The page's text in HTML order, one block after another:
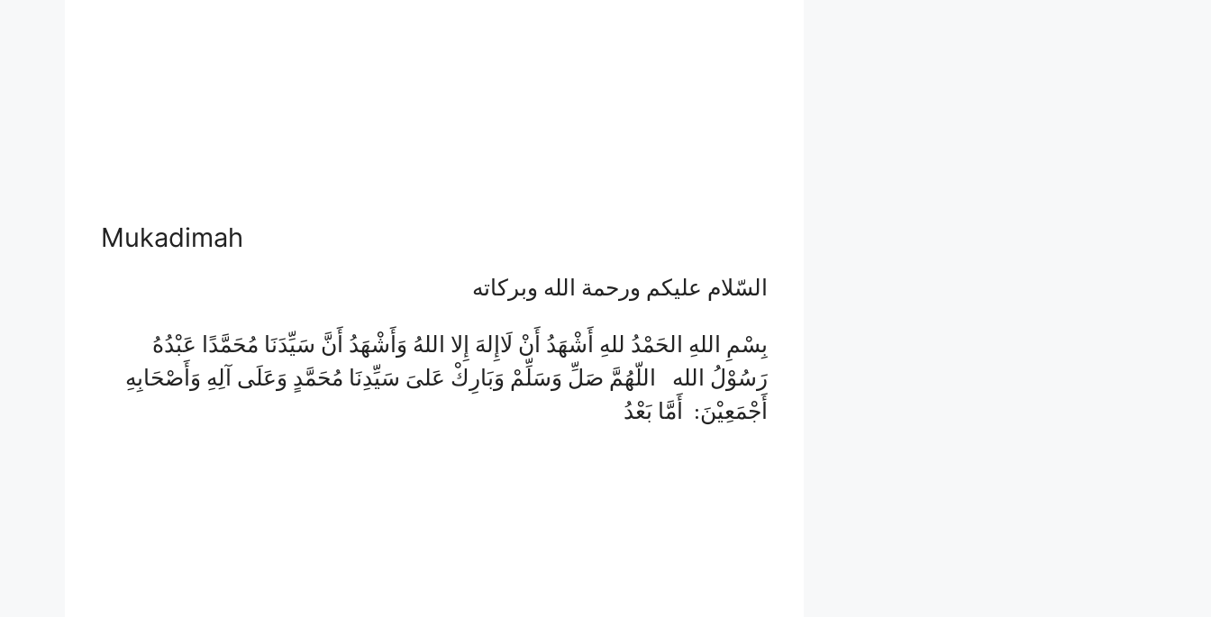
Mukadimah
السّلام عليكم ورحمة الله وبركاته
بِسْمِ اللهِ الحَمْدُ للهِ أَشْهَدُ أَنْ لَاإِلهَ إِلا اللهُ وَأَشْهَدُ أَنَّ سَيِّدَنَا مُحَمَّدًا عَبْدُهُ
رَسُوْلُ الله اللّهُمَّ صَلِّ وَسَلِّمْ وَبَارِكْ عَلىَ سَيِّدِنَا مُحَمَّدٍ وَعَلَى آلِهِ وَأَصْحَابِهِ
أَجْمَعِيْنَ: أَمَّا بَعْدُ